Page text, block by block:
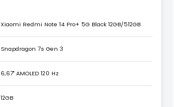
Xiaomi Redmi Note 14 Pro+ 5G Black 12GB/512GB
Snapdragon 7s Gen 3
6,67" AMOLED 120 Hz
12GB